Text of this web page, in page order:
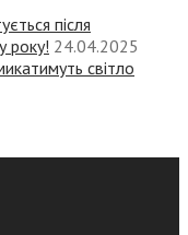
після
року! 24.04.2025
світло